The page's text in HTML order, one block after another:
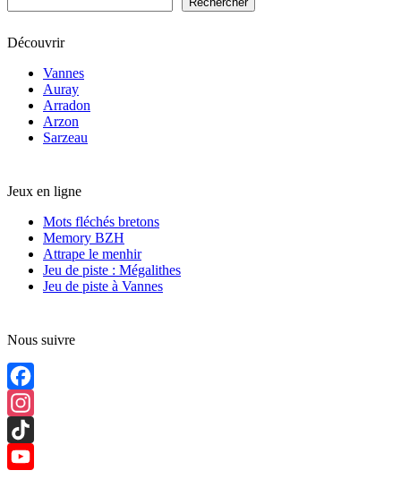
Découvrir
Vannes
Auray
Arradon
Arzon
Sarzeau
Jeux en ligne
Mots fléchés bretons
Memory BZH
Attrape le menhir
Jeu de piste : Mégalithes
Jeu de piste à Vannes
Nous suivre
Facebook
Instagram
TikTok